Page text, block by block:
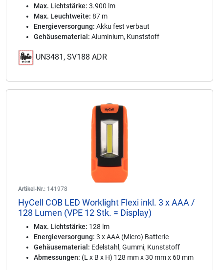
Max. Lichtstärke: 3.900 lm
Max. Leuchtweite: 87 m
Energieversorgung: Akku fest verbaut
Gehäusematerial: Aluminium, Kunststoff
UN3481, SV188 ADR
Artikel-Nr.: 141978
HyCell COB LED Worklight Flexi inkl. 3 x AAA /
128 Lumen (VPE 12 Stk. = Display)
Max. Lichtstärke: 128 lm
Energieversorgung: 3 x AAA (Micro) Batterie
Gehäusematerial: Edelstahl, Gummi, Kunststoff
Abmessungen: (L x B x H) 128 mm x 30 mm x 60 mm